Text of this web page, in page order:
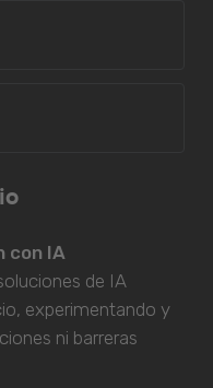
con IA
de IA
experimentando y
ni barreras